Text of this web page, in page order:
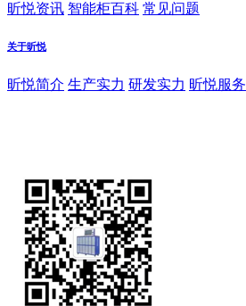
昕悦资讯 智能柜百科 常见问题
关于昕悦
昕悦简介 生产实力 研发实力 昕悦服务